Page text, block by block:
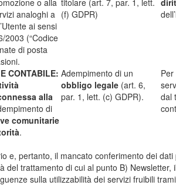
o alla
analoghi a
ai sensi
2003 (“Codice
di posta
titolare (art. 7, par. 1, lett.
(f) GDPR)
CONTABILE:
alla
di
comunitarie
.
Adempimento di un
obbligo legale (art. 6,
par. 1, lett. (c) GDPR).
dal
e, pertanto, il mancato conferimento dei
del trattamento di cui al punto B)
sulla utilizzabilità dei servizi fruibili